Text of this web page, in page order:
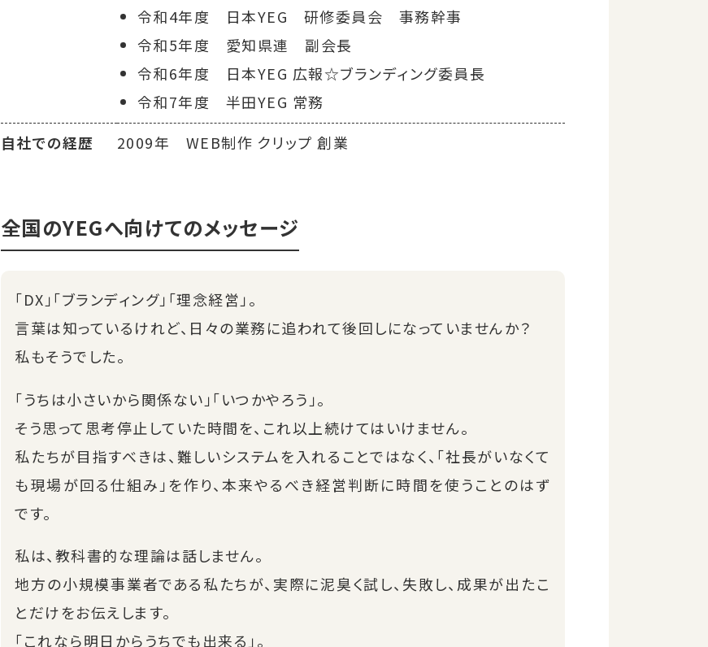
令和4年度 日本YEG 研修委員会 事務幹事
令和5年度 愛知県連 副会長
令和6年度 日本YEG 広報☆ブランディング委員長
令和7年度 半田YEG 常務
自社での経歴
2009年 WEB制作 クリップ 創業
全国のYEGへ向けてのメッセージ
「DX」「ブランディング」「理念経営」。
言葉は知っているけれど、日々の業務に追われて後回しになっていませんか？
私もそうでした。
「うちは小さいから関係ない」「いつかやろう」。
そう思って思考停止していた時間を、これ以上続けてはいけません。
私たちが目指すべきは、難しいシステムを入れることではなく、「社長がいなくて
も現場が回る仕組み」を作り、本来やるべき経営判断に時間を使うことのはず
です。
私は、教科書的な理論は話しません。
地方の小規模事業者である私たちが、実際に泥臭く試し、失敗し、成果が出たこ
とだけをお伝えします。
「これなら明日からうちでも出来る」。